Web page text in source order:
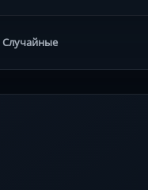
Случайные